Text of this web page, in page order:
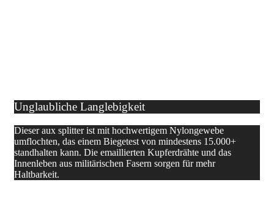
Unglaubliche Langlebigkeit
Dieser aux splitter ist mit hochwertigem Nylongewebe
umflochten, das einem Biegetest von mindestens 15.000+
standhalten kann. Die emaillierten Kupferdrähte und das
Innenleben aus militärischen Fasern sorgen für mehr
Haltbarkeit.